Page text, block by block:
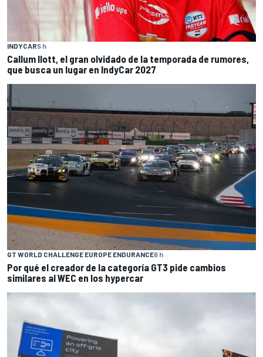
INDYCAR5 h
Callum Ilott, el gran olvidado de la temporada de rumores,
que busca un lugar en IndyCar 2027
GT WORLD CHALLENGE EUROPE ENDURANCE6 h
Por qué el creador de la categoría GT3 pide cambios
similares al WEC en los hypercar